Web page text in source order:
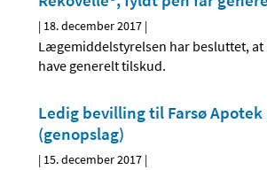
| 18. december 2017 |
Lægemiddelstyrelsen har besluttet, at
have generelt tilskud.
Ledig bevilling til Farsø Apotek
(genopslag)
| 15. december 2017 |